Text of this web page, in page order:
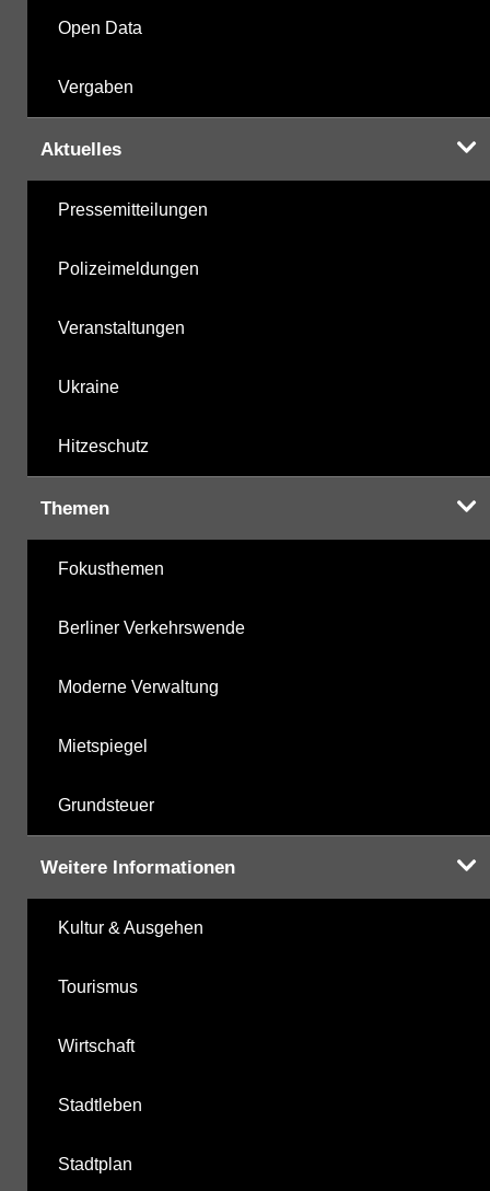
Open Data
Vergaben
Aktuelles
Pressemitteilungen
Polizeimeldungen
Veranstaltungen
Ukraine
Hitzeschutz
Themen
Fokusthemen
Berliner Verkehrswende
Moderne Verwaltung
Mietspiegel
Grundsteuer
Weitere Informationen
Kultur & Ausgehen
Tourismus
Wirtschaft
Stadtleben
Stadtplan